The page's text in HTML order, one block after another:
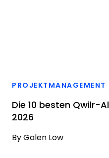
PROJEKTMANAGEMENT
Die 10 besten Qwilr-
2026
By Galen Low